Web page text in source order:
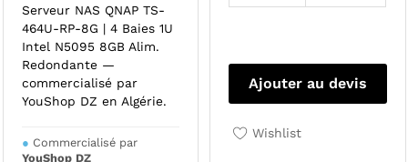
Serveur NAS QNAP TS-
464U-RP-8G | 4 Baies 1U
Intel N5095 8GB Alim.
Redondante —
commercialisé par
YouShop DZ en Algérie.
● Commercialisé par
YouShop DZ
Ajouter au devis
Wishlist